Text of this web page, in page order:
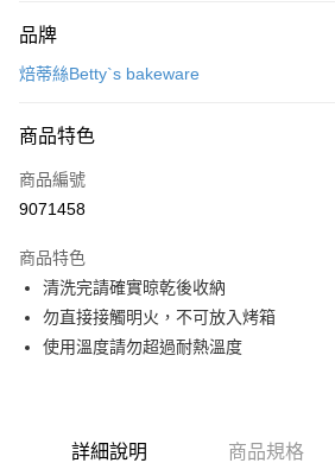
信用卡一次付款
運送方式
• 付款後全家取貨
• 付款後7-11取貨
每筆NT$60，滿NT$699(含以上)免運費
(請點開選項勾選)
品牌
焙蒂絲Betty`s bakeware
商品特色
商品編號
9071458
商品特色
清洗完請確實晾乾後收納
勿直接接觸明火，不可放入烤箱
使用溫度請勿超過耐熱溫度
詳細說明 商品規格